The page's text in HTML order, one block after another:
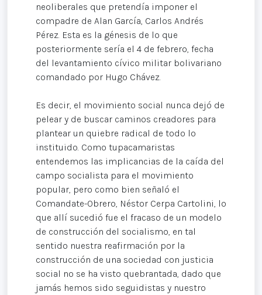
neoliberales que pretendía imponer el
compadre de Alan García, Carlos Andrés
Pérez. Esta es la génesis de lo que
posteriormente sería el 4 de febrero, fecha
del levantamiento cívico militar bolivariano
comandado por Hugo Chávez.
Es decir, el movimiento social nunca dejó de
pelear y de buscar caminos creadores para
plantear un quiebre radical de todo lo
instituido. Como tupacamaristas
entendemos las implicancias de la caída del
campo socialista para el movimiento
popular, pero como bien señaló el
Comandate-Obrero, Néstor Cerpa Cartolini, lo
que allí sucedió fue el fracaso de un modelo
de construcción del socialismo, en tal
sentido nuestra reafirmación por la
construcción de una sociedad con justicia
social no se ha visto quebrantada, dado que
jamás hemos sido seguidistas y nuestro